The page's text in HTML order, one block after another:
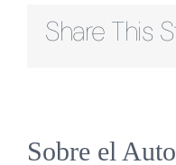
Share This
Sobre el